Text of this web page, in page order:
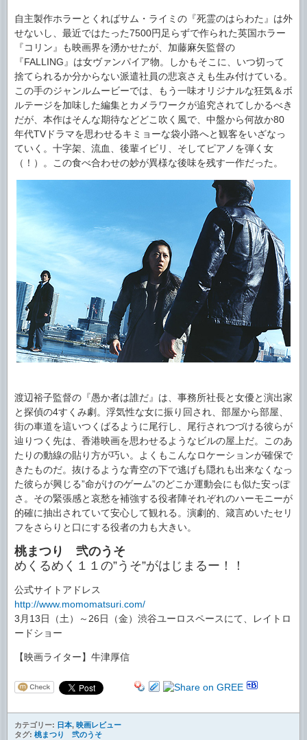
自主製作ホラーとくればサム・ライミの『死霊のはらわた』は外
せないし、最近ではたった7500円足らずで作られた英国ホラー
『コリン』も映画界を湧かせたが、加藤麻矢監督の
『FALLING』は女ヴァンパイア物。しかもそこに、いつ切って
捨てられるか分からない派遣社員の悲哀さえも生み付けている。
この手のジャンルムービーでは、もう一味オリジナルな狂気＆ボ
ルテージを加味した編集とカメラワークが追究されてしかるべき
だが、本作はそんな期待などどこ吹く風で、中盤から何故か80
年代TVドラマを思わせるキミョーな袋小路へと観客をいざなっ
ていく。十字架、流血、後輩イビリ、そしてピアノを弾く女
（！）。この食べ合わせの妙が異様な後味を残す一作だった。
渡辺裕子監督の『愚か者は誰だ』は、事務所社長と女優と演出家
と探偵の4すくみ劇。浮気性な女に振り回され、部屋から部屋、
街の車道を這いつくばるように尾行し、尾行されつづける彼らが
辿りつく先は、香港映画を思わせるようなビルの屋上だ。このあ
たりの動線の貼り方が巧い。よくもこんなロケーションが確保で
きたものだ。抜けるような青空の下で逃げも隠れも出来なくなっ
た彼らが興じる”命がけのゲーム”のどこか運動会にも似た安っぽ
さ。その緊張感と哀愁を補強する役者陣それぞれのハーモニーが
的確に抽出されていて安心して観れる。演劇的、箴言めいたセリ
フをさらりと口にする役者の力も大きい。
桃まつり 弐のうそ
めくるめく１１の”うそ”がはじまるー！！
公式サイトアドレス
http://www.momomatsuri.com/
3月13日（土）～26日（金）渋谷ユーロスペースにて、レイトロ
ードショー
【映画ライター】牛津厚信
カテゴリー: 日本, 映画レビュー
タグ: 桃まつり 弐のうそ